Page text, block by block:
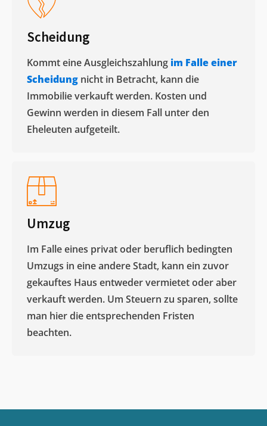
Scheidung
Kommt eine Ausgleichszahlung im Falle einer
Scheidung nicht in Betracht, kann die
Immobilie verkauft werden. Kosten und
Gewinn werden in diesem Fall unter den
Eheleuten aufgeteilt.​
Umzug
Im Falle eines privat oder beruflich bedingten
Umzugs in eine andere Stadt, kann ein zuvor
gekauftes Haus entweder vermietet oder aber
verkauft werden. Um Steuern zu sparen, sollte
man hier die entsprechenden Fristen
beachten.